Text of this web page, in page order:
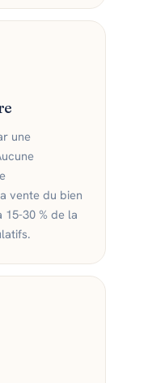
une
vente du bien
30 % de la